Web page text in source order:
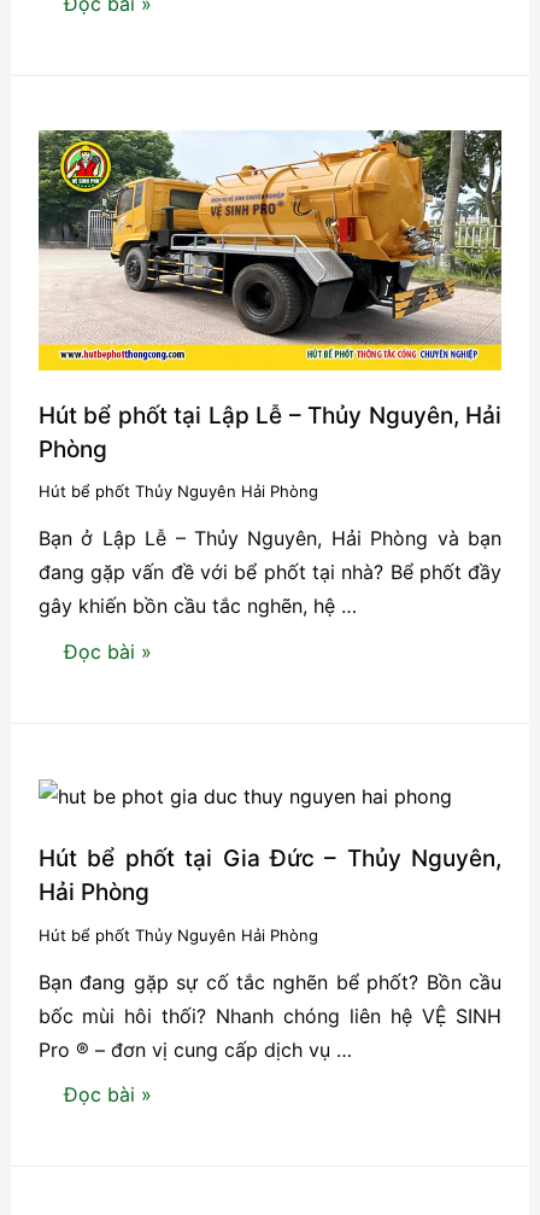
Quảng
Thanh
–
Thủy
Nguyên,
Hải
Phòng
Hút bể phốt tại Lập Lễ – Thủy Nguyên, Hải
Phòng
Hút bể phốt Thủy Nguyên Hải Phòng
Bạn ở Lập Lễ – Thủy Nguyên, Hải Phòng và bạn
đang gặp vấn đề với bể phốt tại nhà? Bể phốt đầy
gây khiến bồn cầu tắc nghẽn, hệ …
Hút
Lập
–
Thủy
Phòng
Đọc bài »
Hút bể phốt tại Gia Đức – Thủy Nguyên,
Hải Phòng
Hút bể phốt Thủy Nguyên Hải Phòng
Bạn đang gặp sự cố tắc nghẽn bể phốt? Bồn cầu
bốc mùi hôi thối? Nhanh chóng liên hệ VỆ SINH
Pro ® – đơn vị cung cấp dịch vụ …
Hút
Đọc bài »